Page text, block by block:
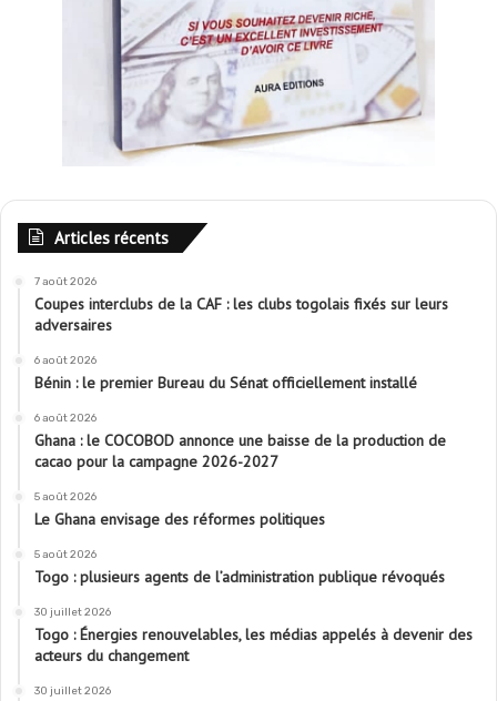
Articles récents
7 août 2026
Coupes interclubs de la CAF : les clubs togolais fixés sur leurs
adversaires
6 août 2026
Bénin : le premier Bureau du Sénat officiellement installé
6 août 2026
Ghana : le COCOBOD annonce une baisse de la production de
cacao pour la campagne 2026-2027
5 août 2026
Le Ghana envisage des réformes politiques
5 août 2026
Togo : plusieurs agents de l’administration publique révoqués
30 juillet 2026
Togo : Énergies renouvelables, les médias appelés à devenir des
acteurs du changement
30 juillet 2026